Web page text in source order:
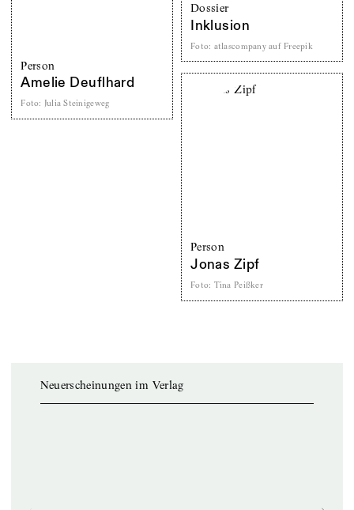
Person
Amelie Deuflhard
Foto: Julia Steinigeweg
Dossier
Inklusion
Foto: atlascompany auf Freepik
Person
Jonas Zipf
Foto: Tina Peißker
Neuerscheinungen im Verlag